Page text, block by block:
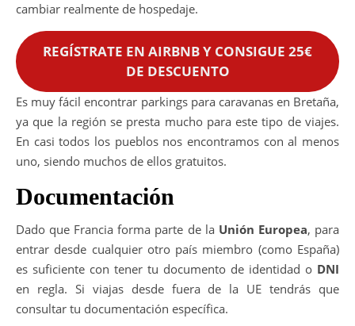
cambiar realmente de hospedaje.
REGÍSTRATE EN AIRBNB Y CONSIGUE 25€
DE DESCUENTO
Es muy fácil encontrar parkings para caravanas en Bretaña,
ya que la región se presta mucho para este tipo de viajes.
En casi todos los pueblos nos encontramos con al menos
uno, siendo muchos de ellos gratuitos.
Documentación
Dado que Francia forma parte de la Unión Europea, para
entrar desde cualquier otro país miembro (como España)
es suficiente con tener tu documento de identidad o DNI
en regla. Si viajas desde fuera de la UE tendrás que
consultar tu documentación específica.